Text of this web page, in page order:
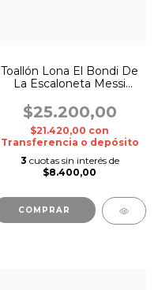
Toallón Lona El Bondi De
La Escaloneta Messi
$25.200,00
$21.420,00 con
Transferencia o depósito
3 cuotas sin interés de
$8.400,00